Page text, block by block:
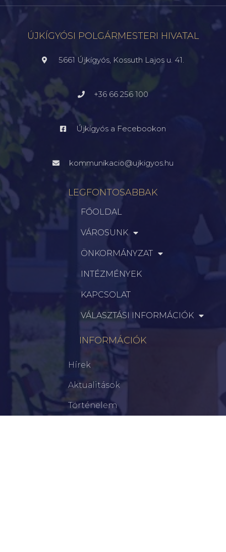
ÚJKÍGYÓSI POLGÁRMESTERI HIVATAL
5661 Újkígyós, Kossuth Lajos u. 41.
+36 66 256 100
Újkígyós a Fecebookon
kommunikacio@ujkigyos.hu
LEGFONTOSABBAK
FŐOLDAL
VÁROSUNK
ÖNKORMÁNYZAT
INTÉZMÉNYEK
KAPCSOLAT
VÁLASZTÁSI INFORMÁCIÓK
INFORMÁCIÓK
Hírek
Aktualitások
Történelem